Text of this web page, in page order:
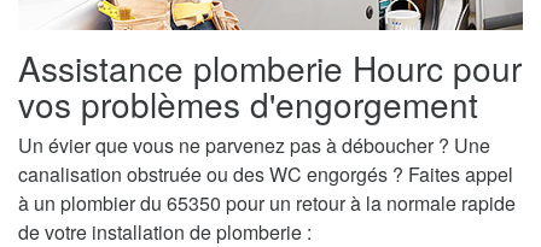
Assistance plomberie Hourc pour
vos problèmes d'engorgement
Un évier que vous ne parvenez pas à déboucher ? Une
canalisation obstruée ou des WC engorgés ? Faites appel
à un plombier du 65350 pour un retour à la normale rapide
de votre installation de plomberie :